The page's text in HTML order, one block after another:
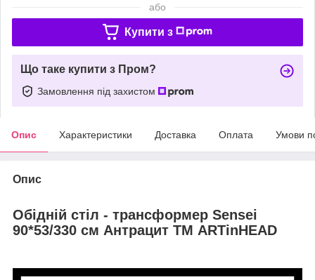
або
Купити з
Що таке купити з Пром?
Замовлення під захистом
Опис Характеристики Доставка Оплата Умови
Опис
Обідній стіл - трансформер Sensei
90*53/330 см Антрацит ТМ ARTinHEAD